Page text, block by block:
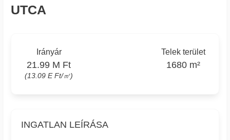
UTCA
Irányár
21.99 M Ft
(13.09 E Ft/㎡)
Telek terület
1680 m²
INGATLAN LEÍRÁSA